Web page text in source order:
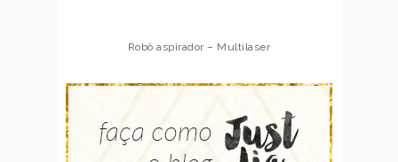
Robô aspirador – Multilaser